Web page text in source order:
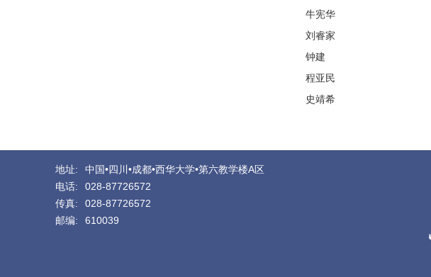
牛宪华
刘睿家
钟建
程亚民
史靖希
地址:
中国•四川•成都•西华大学•第六教学楼A区
电话:
028-87726572
传真:
028-87726572
邮编:
610039